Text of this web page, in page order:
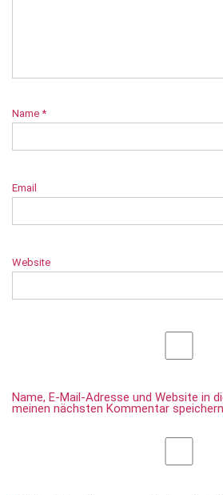
Name *
Email
Website
Name, E-Mail-Adresse und Website in
meinen nächsten Kommentar speichern.